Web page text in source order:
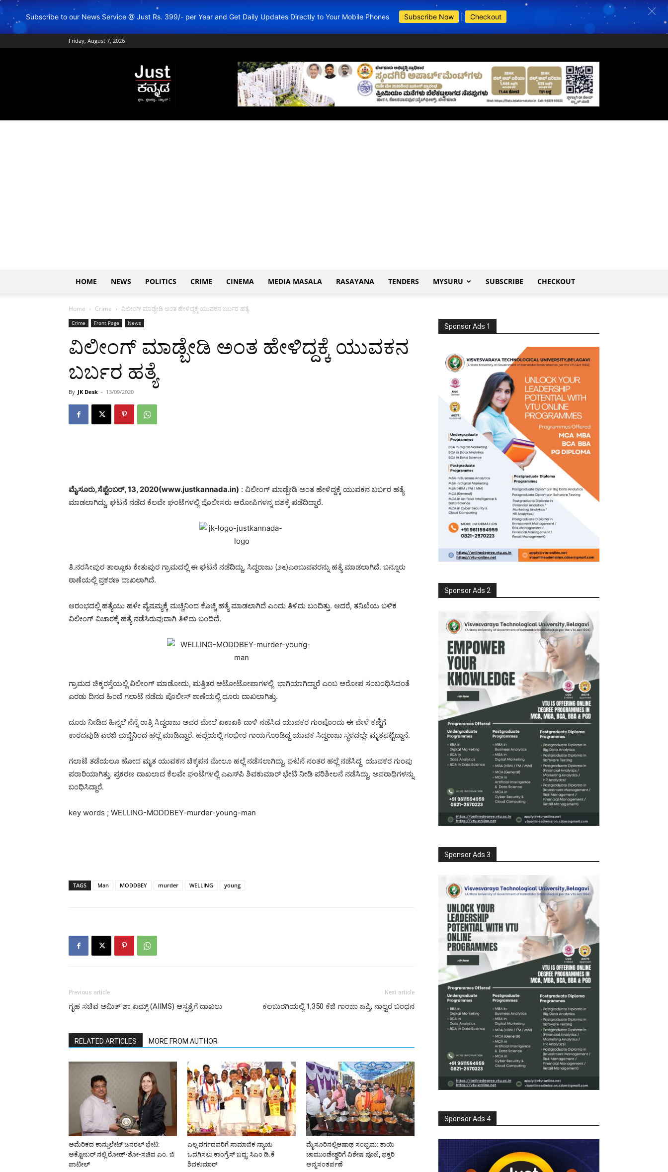
Subscribe to our News Service @ Just Rs. 399/- per Year and Get Daily Updates Directly to Your Mobile Phones Subscribe Now Checkout
Friday, August 7, 2026
Just
Kannada
–
Online
News
ಕನ್ನಡ
BDA Apartments
HOME NEWS POLITICS CRIME CINEMA MEDIA MASALA RASAYANA TENDERS MYSURU SUBSCRIBE CHECKOUT
Home Crime ವಿಲೀಂಗ್ ಮಾಡ್ಬೇಡಿ ಅಂತ ಹೇಳಿದ್ದಕ್ಕೆ ಯುವಕನ ಬರ್ಬರ ಹತ್ಯೆ
Crime Front Page News
ವಿಲೀಂಗ್ ಮಾಡ್ಬೇಡಿ ಅಂತ ಹೇಳಿದ್ದಕ್ಕೆ ಯುವಕನ
ಬರ್ಬರ ಹತ್ಯೆ
By JK Desk - 13/09/2020
ಮೈಸೂರು,ಸೆಪ್ಟೆಂಬರ್, 13, 2020(www.justkannada.in) : ವಿಲೀಂಗ್ ಮಾಡ್ಬೇಡಿ ಅಂತ ಹೇಳಿದ್ದಕ್ಕೆ ಯುವಕನ ಬರ್ಬರ ಹತ್ಯೆ
ಮಾಡಲಾಗಿದ್ದು, ಘಟನೆ ನಡೆದ ಕೆಲವೇ ಘಂಟೆಗಳಲ್ಲಿ ಪೊಲೀಸರು ಆರೋಪಿಗಳನ್ನ ವಶಕ್ಕೆ ಪಡೆದಿದ್ದಾರೆ.
ತಿ.ನರಸೀಪುರ ತಾಲ್ಲೂಕು ಕೇತುಪುರ ಗ್ರಾಮದಲ್ಲಿ ಈ ಘಟನೆ ನಡೆದಿದ್ದು, ಸಿದ್ದರಾಜು (೨೬)ಎಂಬುವವರನ್ನು ಹತ್ಯೆ ಮಾಡಲಾಗಿದೆ. ಬನ್ನೂರು
ಠಾಣೆಯಲ್ಲಿ ಪ್ರಕರಣ ದಾಖಲಾಗಿದೆ.
ಆರಂಭದಲ್ಲಿ ಹತ್ಯೆಯು ಹಳೇ ವೈಷಮ್ಯಕ್ಕೆ ಮಚ್ಚಿನಿಂದ ಕೊಚ್ಚಿ ಹತ್ಯೆ ಮಾಡಲಾಗಿದೆ ಎಂದು ತಿಳಿದು ಬಂದಿತ್ತು. ಆದರೆ, ತನಿಖೆಯ ಬಳಿಕ
ವಿಲೀಂಗ್ ವಿಚಾರಕ್ಕೆ ಹತ್ಯೆ ನಡೆಸಿರುವುದಾಗಿ ತಿಳಿದು ಬಂದಿದೆ.
ಗ್ರಾಮದ ಚಿಕ್ಕರಸ್ತೆಯಲ್ಲಿ ವಿಲೀಂಗ್ ಮಾಡೋದು, ಮತ್ತಿತರ ಆಟೋಟೋಪಾಗಳಲ್ಲಿ ಭಾಗಿಯಾಗಿದ್ದಾರೆ ಎಂಬ ಆರೋಪ ಸಂಬಂಧಿಸಿದಂತೆ
ಎರಡು ದಿನದ ಹಿಂದೆ ಗಲಾಟೆ ನಡೆದು ಪೊಲೀಸ್ ಠಾಣೆಯಲ್ಲಿ ದೂರು ದಾಖಲಾಗಿತ್ತು.
ದೂರು ನೀಡಿದ ಹಿನ್ನಲೆ ನೆನ್ನೆ ರಾತ್ರಿ ಸಿದ್ದರಾಜು ಅವರ ಮೇಲೆ ಏಕಾಏಕಿ ದಾಳಿ ನಡೆಸಿದ ಯುವಕರ ಗುಂಪೊಂದು ಈ ವೇಳೆ ಕಣ್ಣಿಗೆ
ಕಾರದಪುಡಿ ಎರಜಿ ಮಚ್ಚಿನಿಂದ ಹಲ್ಲೆ ಮಾಡಿದ್ದಾರೆ. ಹಲ್ಲೆಯಲ್ಲಿ ಗಂಭೀರ ಗಾಯಗೊಂಡಿದ್ದ ಯುವಕ ಸಿದ್ದರಾಜು ಸ್ಥಳದಲ್ಲೇ ಮೃತಪಟ್ಟಿದ್ದಾನೆ.
ಗಲಾಟೆ ತಡೆಯಲೂ ಹೋದ ಮೃತ ಯುವಕನ ಚಿಕ್ಕಪನ ಮೇಲೂ ಹಲ್ಲೆ ನಡೆಸಲಾಗಿದ್ದು, ಘಟನೆ ನಂತರ ಹಲ್ಲೆ ನಡೆಸಿದ್ದ ಯುವಕರ ಗುಂಪು
ಪರಾರಿಯಾಗಿತ್ತು. ಪ್ರಕರಣ ದಾಖಲಾದ ಕೆಲವೇ ಘಂಟೆಗಳಲ್ಲಿ ಎಎಸ್‌ಪಿ ಶಿವಕುಮಾರ್ ಭೇಟಿ ನೀಡಿ ಪರಿಶೀಲನೆ ನಡೆಸಿದ್ದು, ಅಪರಾಧಿಗಳನ್ನು
ಬಂಧಿಸಿದ್ದಾರೆ.
key words ; WELLING-MODDBEY-murder-young-man
TAGS Man MODDBEY murder WELLING young
Previous article
ಗೃಹ ಸಚಿವ ಅಮಿತ್ ಶಾ ಏಮ್ಸ್ (AIIMS) ಆಸ್ಪತ್ರೆಗೆ ದಾಖಲು
Next article
ಕಲಬುರಗಿಯಲ್ಲಿ 1,350 ಕೆಜಿ ಗಾಂಜಾ ಜಪ್ತಿ, ನಾಲ್ವರ ಬಂಧನ
RELATED ARTICLES MORE FROM AUTHOR
ಅಮೆರಿಕದ ಕಾನ್ಸುಲೇಟ್ ಜನರಲ್ ಭೇಟಿ:
ಅಕ್ಟೋಬರ್ ನಲ್ಲಿ ರೋಡ್-ಶೋ-ಸಚಿವ ಎಂ. ಬಿ
ಪಾಟೀಲ್
ಎಲ್ಲ ವರ್ಗದವರಿಗೆ ಸಾಮಾಜಿಕ ನ್ಯಾಯ
ಒದಗಿಸಲು ಕಾಂಗ್ರೆಸ್ ಬದ್ಧ: ಸಿಎಂ ಡಿ.ಕೆ
ಶಿವಕುಮಾರ್
ಮೈಸೂರಿನಲ್ಲಿಆಷಾಢ ಸಂಭ್ರಮ: ತಾಯಿ
ಚಾಮುಂಡೇಶ್ವರಿಗೆ ವಿಶೇಷ ಪೂಜೆ, ಭಕ್ತರಿ
ಅನ್ನಸಂತರ್ಪಣೆ
Sponsor Ads 1
Sponsor Ads 2
Sponsor Ads 3
Sponsor Ads 4